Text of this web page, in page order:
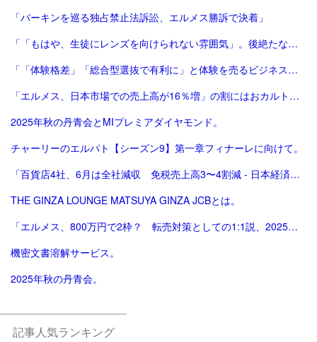
「バーキンを巡る独占禁止法訴訟、エルメス勝訴で決着」
「「もはや、生徒にレンズを向けられない雰囲気」。後絶たない教員による盗撮、現場に波紋――運動会や修学旅行控え、先生が萎縮するワケ | 鹿児島のニュース | 南日本新聞デジタル」
「「体験格差」「総合型選抜で有利に」と体験を売るビジネスは”不安商法なのでは”という指摘の増加 #エキスパートトピ（杉浦由美子） - エキスパート - Yahoo!ニュース」
「エルメス、日本市場での売上高が16％増」の割にはおカルト系（笑）は減った気がする。
2025年秋の丹青会とMIプレミアダイヤモンド。
チャーリーのエルパト【シーズン9】第一章フィナーレに向けて。
「百貨店4社、6月は全社減収 免税売上高3〜4割減 - 日本経済新聞」
THE GINZA LOUNGE MATSUYA GINZA JCBとは。
「エルメス、800万円で2枠？ 転売対策としての1:1説、2025年版。ほぼ完結（？）編。」
機密文書溶解サービス。
2025年秋の丹青会。
記事人気ランキング